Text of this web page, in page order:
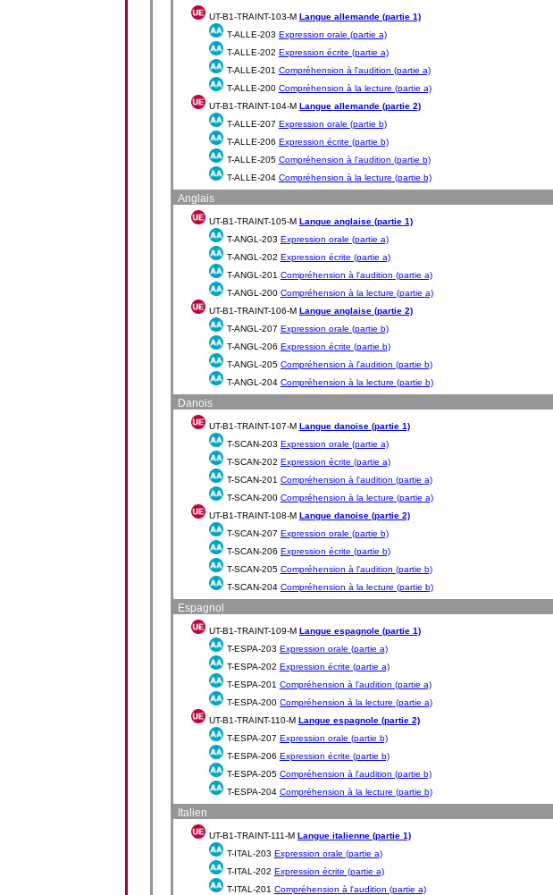
UT-B1-TRAINT-103-M Langue allemande (partie 1)
T-ALLE-203 Expression orale (partie a)
T-ALLE-202 Expression écrite (partie a)
T-ALLE-201 Compréhension à l'audition (partie a)
T-ALLE-200 Compréhension à la lecture (partie a)
UT-B1-TRAINT-104-M Langue allemande (partie 2)
T-ALLE-207 Expression orale (partie b)
T-ALLE-206 Expression écrite (partie b)
T-ALLE-205 Compréhension à l'audition (partie b)
T-ALLE-204 Compréhension à la lecture (partie b)
Anglais
UT-B1-TRAINT-105-M Langue anglaise (partie 1)
T-ANGL-203 Expression orale (partie a)
T-ANGL-202 Expression écrite (partie a)
T-ANGL-201 Compréhension à l'audition (partie a)
T-ANGL-200 Compréhension à la lecture (partie a)
UT-B1-TRAINT-106-M Langue anglaise (partie 2)
T-ANGL-207 Expression orale (partie b)
T-ANGL-206 Expression écrite (partie b)
T-ANGL-205 Compréhension à l'audition (partie b)
T-ANGL-204 Compréhension à la lecture (partie b)
Danois
UT-B1-TRAINT-107-M Langue danoise (partie 1)
T-SCAN-203 Expression orale (partie a)
T-SCAN-202 Expression écrite (partie a)
T-SCAN-201 Compréhension à l'audition (partie a)
T-SCAN-200 Compréhension à la lecture (partie a)
UT-B1-TRAINT-108-M Langue danoise (partie 2)
T-SCAN-207 Expression orale (partie b)
T-SCAN-206 Expression écrite (partie b)
T-SCAN-205 Compréhension à l'audition (partie b)
T-SCAN-204 Compréhension à la lecture (partie b)
Espagnol
UT-B1-TRAINT-109-M Langue espagnole (partie 1)
T-ESPA-203 Expression orale (partie a)
T-ESPA-202 Expression écrite (partie a)
T-ESPA-201 Compréhension à l'audition (partie a)
T-ESPA-200 Compréhension à la lecture (partie a)
UT-B1-TRAINT-110-M Langue espagnole (partie 2)
T-ESPA-207 Expression orale (partie b)
T-ESPA-206 Expression écrite (partie b)
T-ESPA-205 Compréhension à l'audition (partie b)
T-ESPA-204 Compréhension à la lecture (partie b)
Italien
UT-B1-TRAINT-111-M Langue italienne (partie 1)
T-ITAL-203 Expression orale (partie a)
T-ITAL-202 Expression écrite (partie a)
T-ITAL-201 Compréhension à l'audition (partie a)